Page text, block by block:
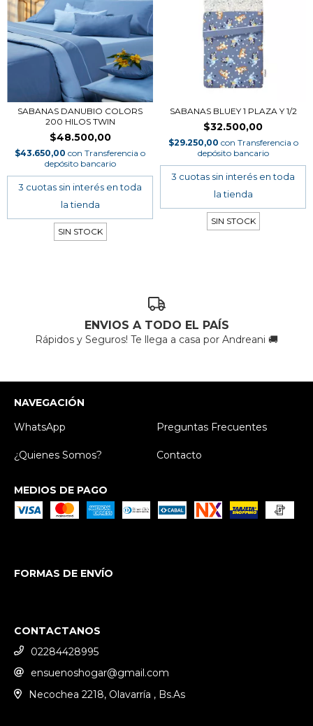
SABANAS DANUBIO COLORS
200 HILOS TWIN
$48.500,00
$43.650,00 con Transferencia o
depósito bancario
SIN STOCK
SABANAS BLUEY 1 PLAZA Y 1/2
$32.500,00
$29.250,00 con Transferencia o
depósito bancario
SIN STOCK
ENVIOS A TODO EL PAÍS
Rápidos y Seguros! Te llega a casa por Andreani 🚚
NAVEGACIÓN
WhatsApp
Preguntas Frecuentes
¿Quienes Somos? Contacto
MEDIOS DE PAGO
FORMAS DE ENVÍO
CONTACTANOS
02284428995
ensuenoshogar@gmail.com
Necochea 2218, Olavarría , Bs.As